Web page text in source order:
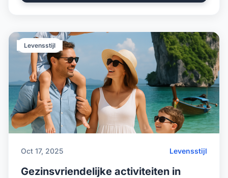
Levensstijl
Oct 17, 2025 Levensstijl
Gezinsvriendelijke activiteiten in